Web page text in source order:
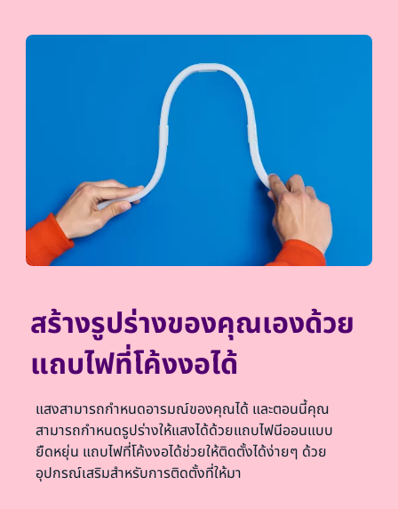
สร้างรูปร่างของคุณเองด้วย
แถบไฟที่โค้งงอได้
แสงสามารถกำหนดอารมณ์ของคุณได้ และตอนนี้คุณ
สามารถกำหนดรูปร่างให้แสงได้ด้วยแถบไฟนีออนแบบ
ยืดหยุ่น แถบไฟที่โค้งงอได้ช่วยให้ติดตั้งได้ง่ายๆ ด้วย
อุปกรณ์เสริมสำหรับการติดตั้งที่ให้มา